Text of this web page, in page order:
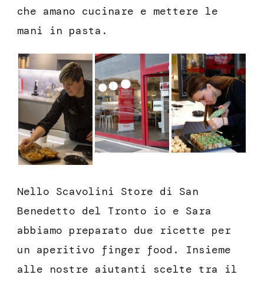
che amano cucinare e mettere le
mani in pasta.
Nello Scavolini Store di San
Benedetto del Tronto io e Sara
abbiamo preparato due ricette per
un aperitivo finger food. Insieme
alle nostre aiutanti scelte tra il